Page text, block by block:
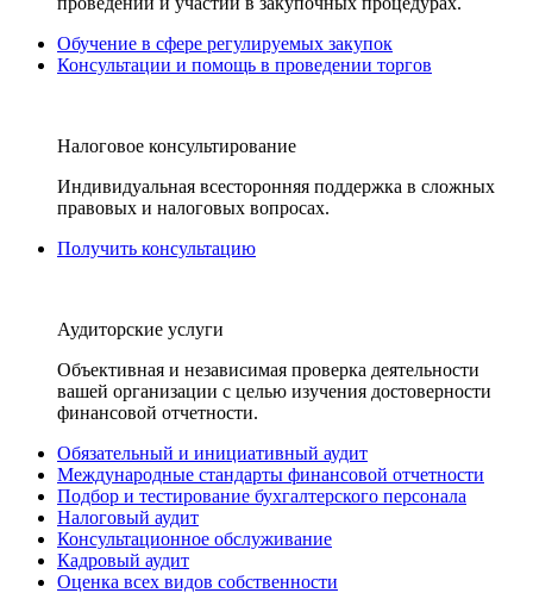
Обучение в сфере регулируемых закупок
Консультации и помощь в проведении торгов
Налоговое консультирование
Индивидуальная всесторонняя поддержка в сложных
правовых и налоговых вопросах.
Получить консультацию
Аудиторские услуги
Объективная и независимая проверка деятельности
вашей организации с целью изучения достоверности
финансовой отчетности.
Обязательный и инициативный аудит
Международные стандарты финансовой отчетности
Подбор и тестирование бухгалтерского персонала
Налоговый аудит
Консультационное обслуживание
Кадровый аудит
Оценка всех видов собственности